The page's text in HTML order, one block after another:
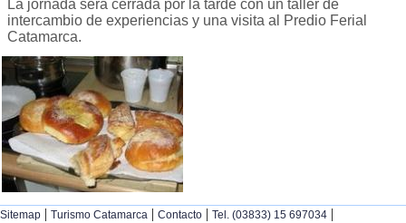
La jornada será cerrada por la tarde con un taller de
intercambio de experiencias y una visita al Predio Ferial
Catamarca.
Sitemap | Turismo Catamarca | Contacto | Tel. (03833) 15 697034 |